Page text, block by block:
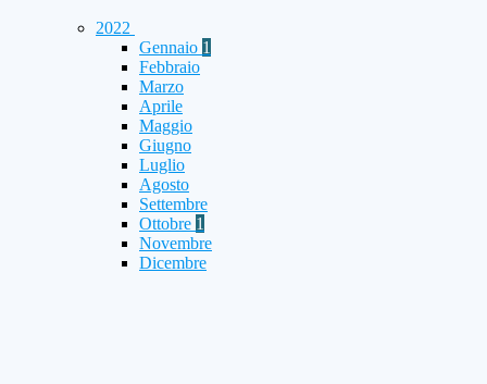
2022
Gennaio 1
Febbraio
Marzo
Aprile
Maggio
Giugno
Luglio
Agosto
Settembre
Ottobre 1
Novembre
Dicembre